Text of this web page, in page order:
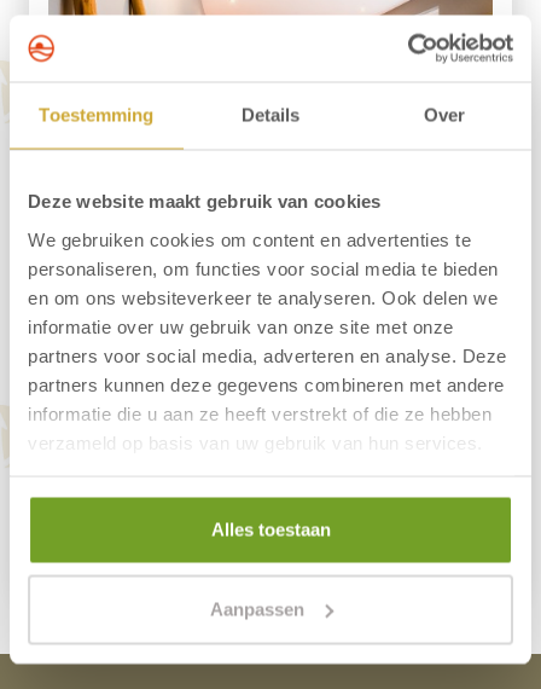
Toestemming Details Over
Deze website maakt gebruik van cookies
We gebruiken cookies om content en advertenties te
personaliseren, om functies voor social media te bieden
en om ons websiteverkeer te analyseren. Ook delen we
informatie over uw gebruik van onze site met onze
partners voor social media, adverteren en analyse. Deze
partners kunnen deze gegevens combineren met andere
informatie die u aan ze heeft verstrekt of die ze hebben
verzameld op basis van uw gebruik van hun services.
Alles toestaan
Aanpassen
Hotelkamer tuin
2 bedden
Ca. 16 m²
Terras/patio
65,00 p.p.